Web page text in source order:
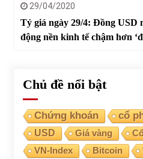
29/04/2020
Tỷ giá ngày 29/4: Đồng USD
động nền kinh tế chậm hơn
Chủ đề nổi bật
Chứng khoán cổ
USD
Giá vàng
VN-Index Bitcoin